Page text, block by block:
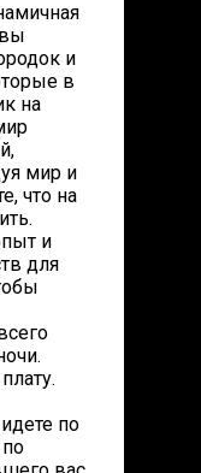
и
в
на
мир и
что на
и
для
по